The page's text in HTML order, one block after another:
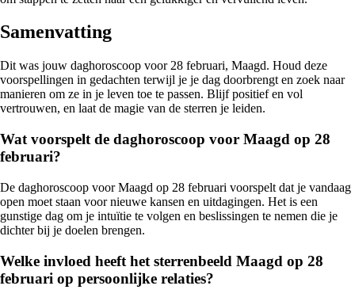
Samenvatting
Dit was jouw daghoroscoop voor 28 februari, Maagd. Houd deze
voorspellingen in gedachten terwijl je je dag doorbrengt en zoek naar
manieren om ze in je leven toe te passen. Blijf positief en vol
vertrouwen, en laat de magie van de sterren je leiden.
Wat voorspelt de daghoroscoop voor Maagd op 28
februari?
De daghoroscoop voor Maagd op 28 februari voorspelt dat je vandaag
open moet staan voor nieuwe kansen en uitdagingen. Het is een
gunstige dag om je intuïtie te volgen en beslissingen te nemen die je
dichter bij je doelen brengen.
Welke invloed heeft het sterrenbeeld Maagd op 28
februari op persoonlijke relaties?